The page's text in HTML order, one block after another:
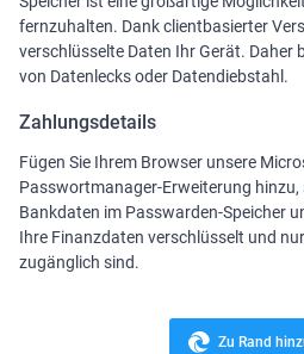
fernzuhalten. Dank clientbasierter
verschlüsselte Daten Ihr Gerät. Daher
von Datenlecks oder Datendiebstahl.
Zahlungsdetails
Fügen Sie Ihrem Browser unsere
Passwortmanager-Erweiterung hinzu,
Bankdaten im Passwarden-Speicher
Ihre Finanzdaten verschlüsselt und
zugänglich sind.
Zu Rand